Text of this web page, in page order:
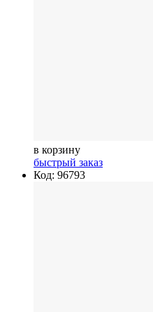
в корзину
быстрый заказ
Код: 96793